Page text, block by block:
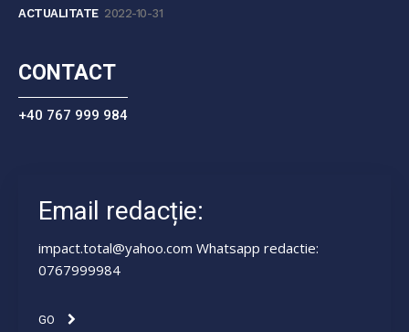
ACTUALITATE 2022-10-31
CONTACT
+40 767 999 984
Email redacție:
impact.total@yahoo.com Whatsapp redactie:
0767999984
GO